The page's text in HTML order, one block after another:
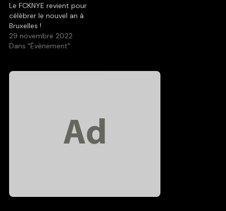
Le FCKNYE revient pour
célébrer le nouvel an à
Bruxelles !
29 novembre 2022
Dans "Évènement"